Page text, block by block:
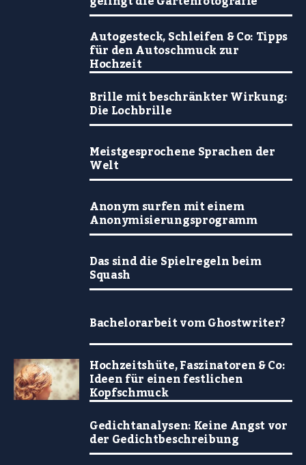
Autogesteck, Schleifen & Co: Tipps
für den Autoschmuck zur
Hochzeit
Brille mit beschränkter Wirkung:
Die Lochbrille
Meistgesprochene Sprachen der
Welt
Anonym surfen mit einem
Anonymisierungsprogramm
Das sind die Spielregeln beim
Squash
Bachelorarbeit vom Ghostwriter?
Hochzeitshüte, Faszinatoren & Co:
Ideen für einen festlichen
Kopfschmuck
Gedichtanalysen: Keine Angst vor
der Gedichtbeschreibung